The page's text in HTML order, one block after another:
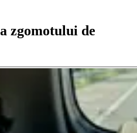
zgomotului de